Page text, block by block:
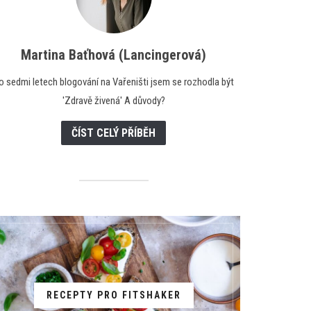
Martina Baťhová (Lancingerová)
sedmi letech blogování na Vařeništi jsem se rozhodla být
'Zdravě živená' A důvody?
ČÍST CELÝ PŘÍBĚH
RECEPTY PRO FITSHAKER